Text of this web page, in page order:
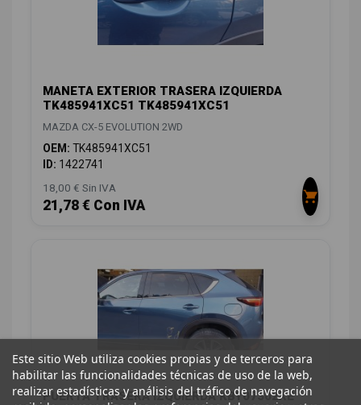
MANETA EXTERIOR TRASERA IZQUIERDA
TK485941XC51 TK485941XC51
MAZDA CX-5 EVOLUTION 2WD
OEM: TK485941XC51
ID: 1422741
18,00 € Sin IVA
21,78 € Con IVA
PUERTA TRASERA IZQUIERDA KBY07302XE
Este sitio Web utiliza cookies propias y de terceros para
habilitar las funcionalidades técnicas de uso de la web,
realizar estadísticas y análisis del tráfico de navegación